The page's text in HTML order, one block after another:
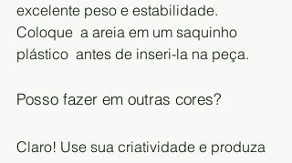
excelente peso e estabilidade.
Coloque  a areia em um saquinho
plástico  antes de inseri-la na peça.
Posso fazer em outras cores?
Claro! Use sua criatividade e produza